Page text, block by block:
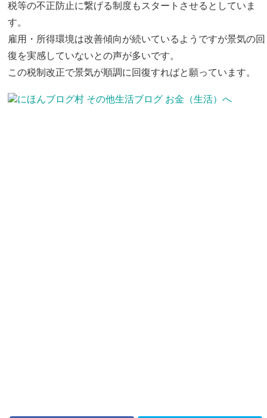
税等の不正防止に繋げる制度もスタートさせるとしていま
す。
雇用・所得環境は改善傾向が続いているようですが景気の回
復を実感していないとの声が多いです。
この税制改正で景気が順調に回復すればと願っています。